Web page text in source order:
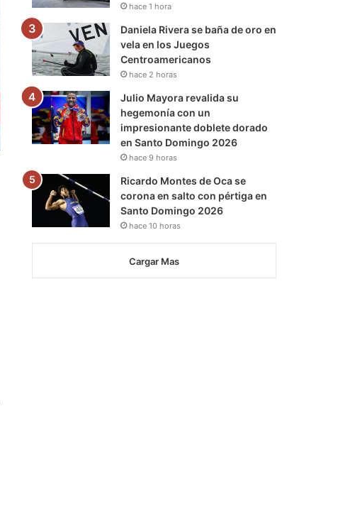
hace 1 hora
Daniela Rivera se baña de oro en
vela en los Juegos
Centroamericanos
hace 2 horas
Julio Mayora revalida su
hegemonía con un
impresionante doblete dorado
en Santo Domingo 2026
hace 9 horas
Ricardo Montes de Oca se
corona en salto con pértiga en
Santo Domingo 2026
hace 10 horas
Cargar Mas